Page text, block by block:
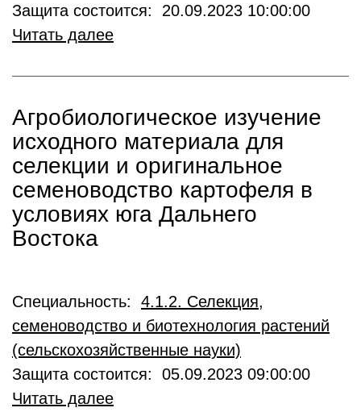
Защита состоится: 20.09.2023 10:00:00
Читать далее
Агробиологическое изучение
исходного материала для
селекции и оригинальное
семеноводство картофеля в
условиях юга Дальнего
Востока
Специальность: 4.1.2. Селекция,
семеноводство и биотехнология растений
(сельскохозяйственные науки)
Защита состоится: 05.09.2023 09:00:00
Читать далее